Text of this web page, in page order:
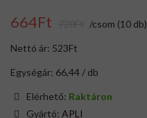
664Ft /csom (10 db)
Nettó ár: 523Ft
Egységár: 66,44 / db
Elérhető: Raktáron
Gyártó: APLI